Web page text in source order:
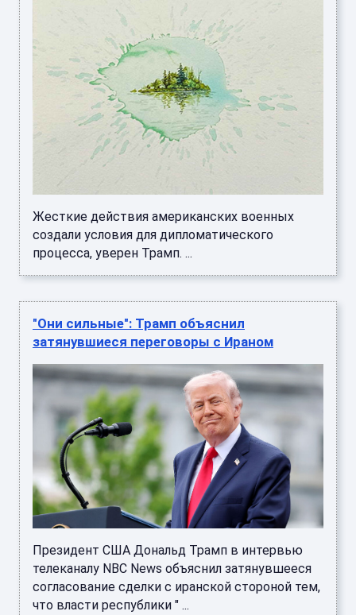
Жесткие действия американских военных
создали условия для дипломатического
процесса, уверен Трамп. ...
"Они сильные": Трамп объяснил
затянувшиеся переговоры с Ираном
Президент США Дональд Трамп в интервью
телеканалу NBC News объяснил затянувшееся
согласование сделки с иранской стороной тем,
что власти республики " ...